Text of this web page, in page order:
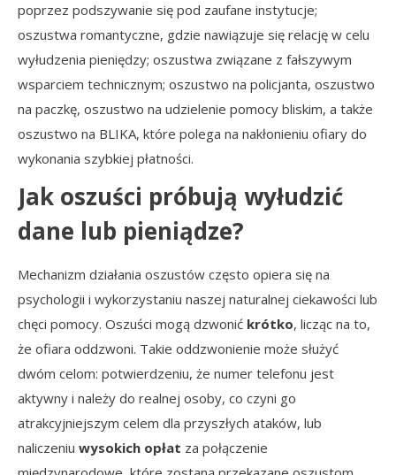
poprzez podszywanie się pod zaufane instytucje;
oszustwa romantyczne, gdzie nawiązuje się relację w celu
wyłudzenia pieniędzy; oszustwa związane z fałszywym
wsparciem technicznym; oszustwo na policjanta, oszustwo
na paczkę, oszustwo na udzielenie pomocy bliskim, a także
oszustwo na BLIKA, które polega na nakłonieniu ofiary do
wykonania szybkiej płatności.
Jak oszuści próbują wyłudzić
dane lub pieniądze?
Mechanizm działania oszustów często opiera się na
psychologii i wykorzystaniu naszej naturalnej ciekawości lub
chęci pomocy. Oszuści mogą dzwonić krótko, licząc na to,
że ofiara oddzwoni. Takie oddzwonienie może służyć
dwóm celom: potwierdzeniu, że numer telefonu jest
aktywny i należy do realnej osoby, co czyni go
atrakcyjniejszym celem dla przyszłych ataków, lub
naliczeniu wysokich opłat za połączenie